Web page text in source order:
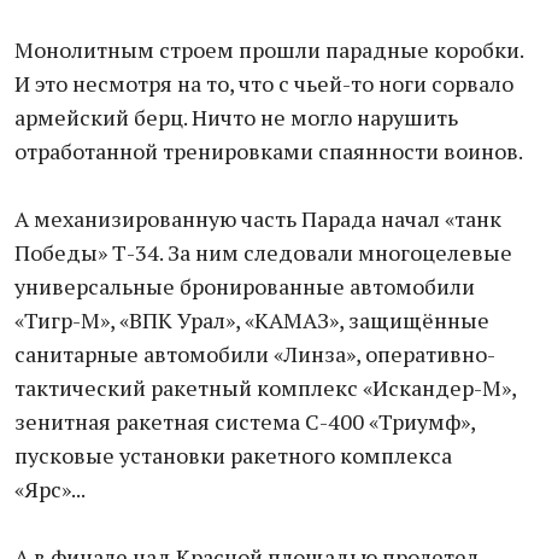
Монолитным строем прошли парадные коробки.
И это несмотря на то, что с чьей-то ноги сорвало
армейский берц. Ничто не могло нарушить
отработанной тренировками спаянности воинов.
А механизированную часть Парада начал «танк
Победы» Т-34. За ним следовали многоцелевые
универсальные бронированные автомобили
«Тигр-М», «ВПК Урал», «КАМАЗ», защищённые
санитарные автомобили «Линза», оперативно-
тактический ракетный комплекс «Искандер-М»,
зенитная ракетная система С-400 «Триумф»,
пусковые установки ракетного комплекса
«Ярс»...